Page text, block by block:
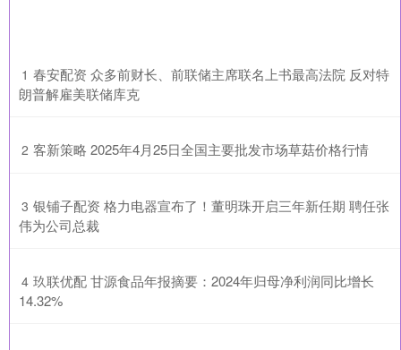
1 ​春安配资 众多前财长、前联储主席联名上书最高法院 反对特
朗普解雇美联储库克
2 ​客新策略 2025年4月25日全国主要批发市场草菇价格行情
3 ​银铺子配资 格力电器宣布了！董明珠开启三年新任期 聘任张
伟为公司总裁
4 ​玖联优配 甘源食品年报摘要：2024年归母净利润同比增长
14.32%